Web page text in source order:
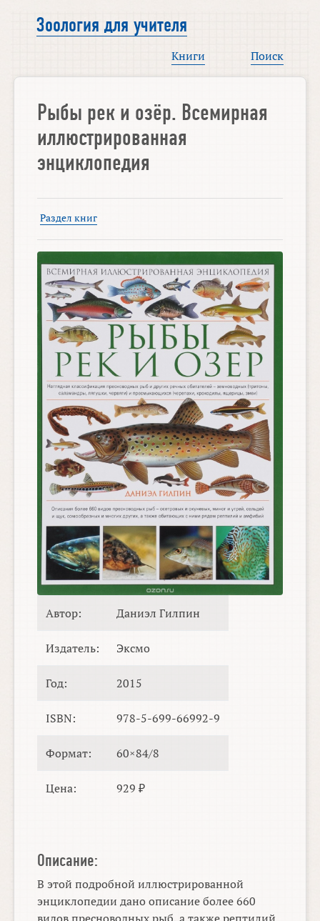
Зоология для учителя
Книги Поиск
Рыбы рек и озёр. Всемирная
иллюстрированная
энциклопедия
Раздел книг
Автор: Даниэл Гилпин
Издатель: Эксмо
Год: 2015
ISBN: 978-5-699-66992-9
Формат: 60×84/8
Цена: 929 ₽
Описание:
В этой подробной иллюстрированной
энциклопедии дано описание более 660